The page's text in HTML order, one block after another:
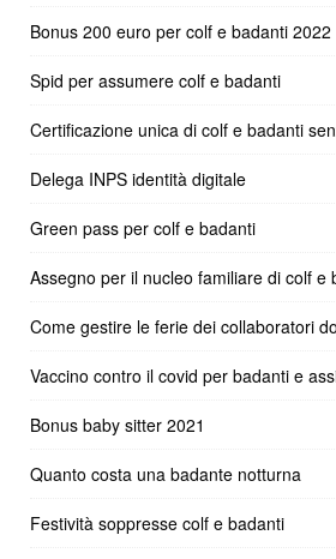
Bonus 200 euro per colf e badanti 2022
Spid per assumere colf e badanti
Certificazione unica di colf e badanti
Delega INPS identità digitale
Green pass per colf e badanti
Assegno per il nucleo familiare di colf e
Come gestire le ferie dei collaboratori
Vaccino contro il covid per badanti e
Bonus baby sitter 2021
Quanto costa una badante notturna
Festività soppresse colf e badanti